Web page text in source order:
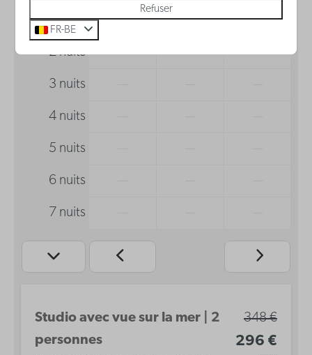
1 nuit 296 € — —
2 nuits — — —
3 nuits
4 nuits
5 nuits
6 nuits
7 nuits
348 €
296 €
Studio avec vue sur la mer | 2
personnes
Refuser
FR-BE